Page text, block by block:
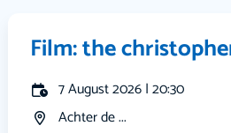
Film: the
7 August 2026 | 20:30
Achter de ...